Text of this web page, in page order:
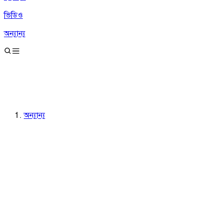
ভিডিও
অন্যান্য
অন্যান্য